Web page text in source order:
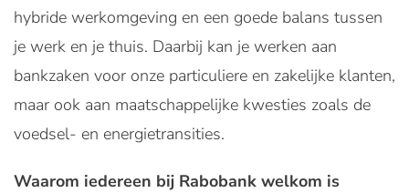
hybride werkomgeving en een goede balans tussen
je werk en je thuis. Daarbij kan je werken aan
bankzaken voor onze particuliere en zakelijke klanten,
maar ook aan maatschappelijke kwesties zoals de
voedsel- en energietransities.
Waarom iedereen bij Rabobank welkom is